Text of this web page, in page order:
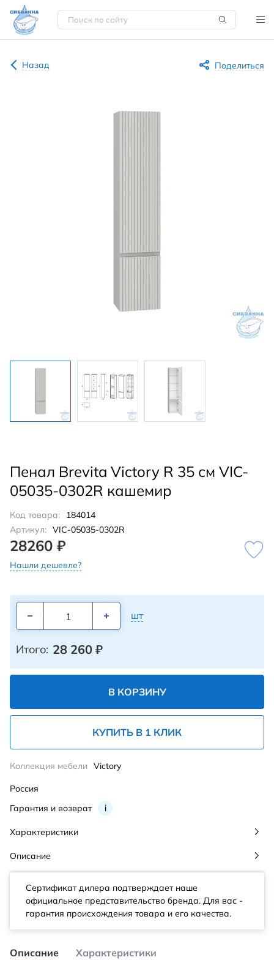
Назад Поделиться
Пенал Brevita Victory R 35 см VIC-
05035-0302R кашемир
Код товара:
184014
Артикул: VIC-05035-0302R
28260 ₽
Нашли дешевле?
шт
Итого: 28 260 ₽
В КОРЗИНУ
КУПИТЬ В 1 КЛИК
Гарантия и возврат i
Коллекция мебели Victory
Россия
Характеристики
Описание
Сертификат дилера подтверждает наше
официальное представительство бренда. Для вас -
гарантия происхождения товара и его качества.
Описание Характеристики